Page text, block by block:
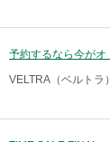
予約するなら今が
VELTRA（ベルトラ）